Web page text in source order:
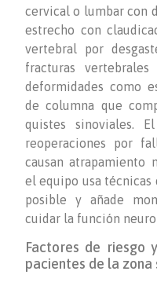
cervical o lumbar con
estrecho con
vertebral por
fracturas
deformidades como
de columna que
quistes sinoviales.
reoperaciones por
causan atrapamiento
el equipo usa técnicas
posible y añade
cuidar la función
Factores de riesgo
pacientes de la zona